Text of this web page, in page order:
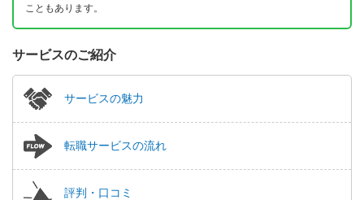
こともあります。
サービスのご紹介
サービスの魅力
転職サービスの流れ
評判・口コミ